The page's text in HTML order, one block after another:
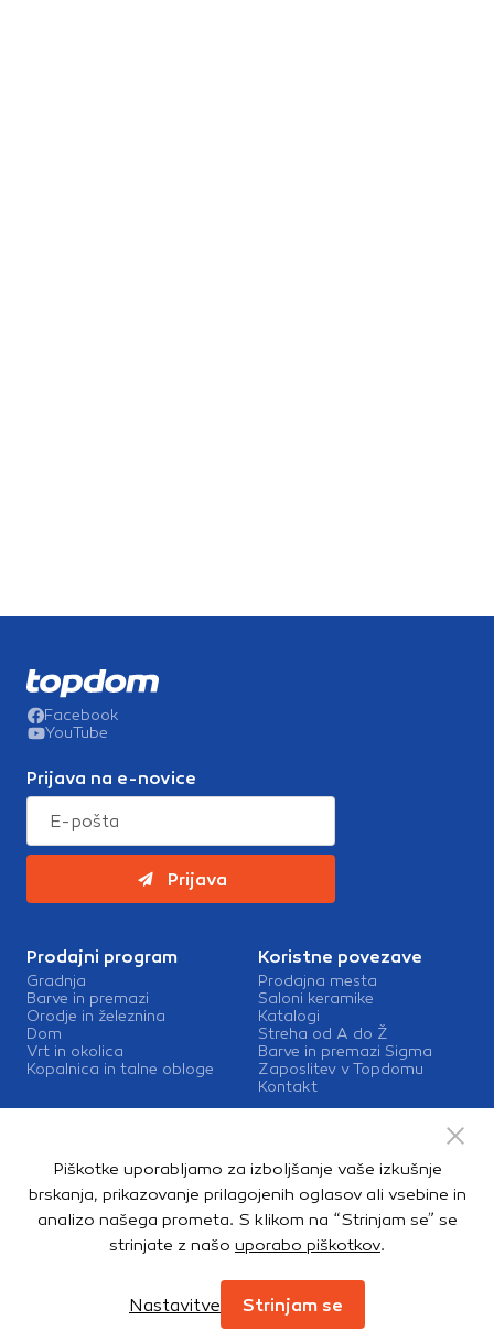
Facebook
YouTube
Prijava na e-novice
Prijava
Prodajni program
Gradnja
Barve in premazi
Orodje in železnina
Dom
Vrt in okolica
Kopalnica in talne obloge
Koristne povezave
Prodajna mesta
Saloni keramike
Katalogi
Streha od A do Ž
Barve in premazi Sigma
Zaposlitev v Topdomu
Kontakt
Mešalnice barv
Dostava
Zasebnost in piškotki
Piškotke uporabljamo za izboljšanje vaše izkušnje
brskanja, prikazovanje prilagojenih oglasov ali vsebine in
analizo našega prometa. S klikom na “Strinjam se” se
strinjate z našo uporabo piškotkov.
Nastavitve Strinjam se